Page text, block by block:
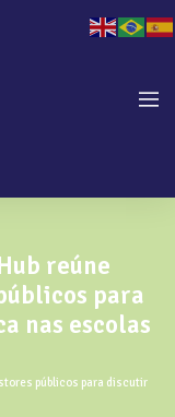
reúne
para
nas escolas
públicos para discutir